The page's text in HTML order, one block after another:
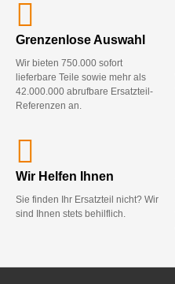
Grenzenlose Auswahl
Wir bieten 750.000 sofort
lieferbare Teile sowie mehr als
42.000.000 abrufbare Ersatzteil-
Referenzen an.
Wir Helfen Ihnen
Sie finden Ihr Ersatzteil nicht? Wir
sind Ihnen stets behilflich.